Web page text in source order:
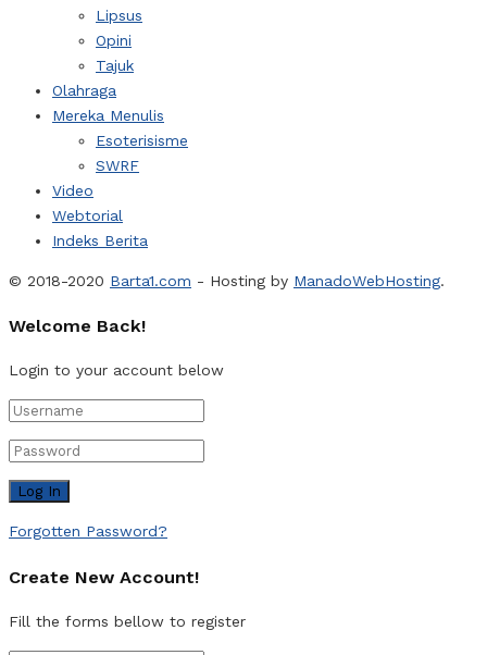
Lipsus
Opini
Tajuk
Olahraga
Mereka Menulis
Esoterisisme
SWRF
Video
Webtorial
Indeks Berita
© 2018-2020 Barta1.com - Hosting by ManadoWebHosting.
Welcome Back!
Login to your account below
Forgotten Password?
Create New Account!
Fill the forms bellow to register